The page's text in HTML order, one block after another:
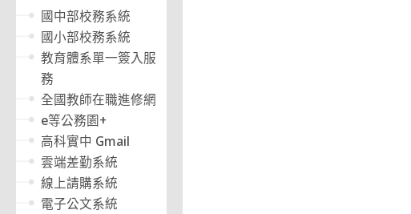
國中部校務系統
國小部校務系統
教育體系單一簽入服
務
全國教師在職進修網
e等公務園+
高科實中 Gmail
雲端差勤系統
線上請購系統
電子公文系統